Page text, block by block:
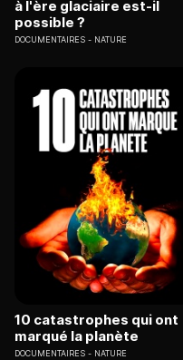
à l'ère glaciaire est-il
possible ?
DOCUMENTAIRES NATURE
10 catastrophes qui ont
marqué la planète
DOCUMENTAIRES NATURE